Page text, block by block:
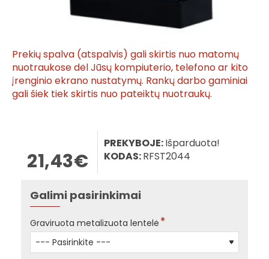
Prekių spalva (atspalvis) gali skirtis nuo matomų
nuotraukose dėl Jūsų kompiuterio, telefono ar kito
įrenginio ekrano nustatymų. Rankų darbo gaminiai
gali šiek tiek skirtis nuo pateiktų nuotraukų.
21,43€
PREKYBOJE:Išparduota!
KODAS:RFST2044
Galimi pasirinkimai
Graviruota metalizuota lentelė